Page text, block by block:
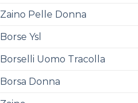
Zaino Pelle Donna
Borse Ysl
Borselli Uomo Tracolla
Borsa Donna